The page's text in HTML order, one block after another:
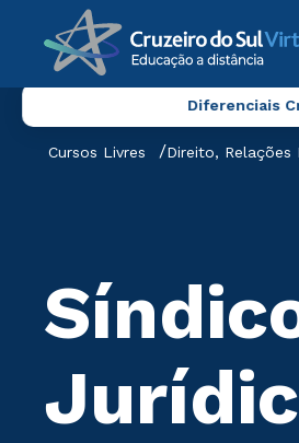
Diferenciais
Cursos Livres Direito, Relações